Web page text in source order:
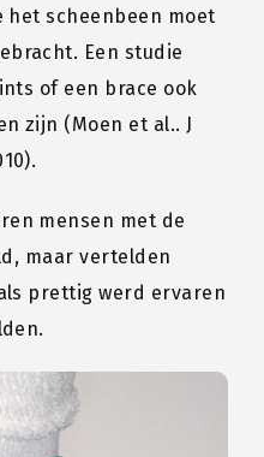
scheenbeen moet
Een studie
of een brace ook
zijn (Moen et al.. J
mensen met de
maar vertelden
prettig werd ervaren